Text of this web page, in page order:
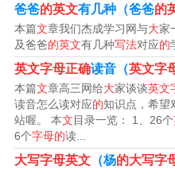
26个英文字母的大写
是
个英文字母大写是：A、B
K、L、M、N、O、P、Q
Y、Z。
爸爸的英文有几种（爸爸的
本篇文章我们杰成学习网与大家
及爸爸的英文有几种写法对应的
英文字母正确读音（英文字
本篇文章高三网给大家谈谈英文
读音怎么读对应的知识点，希望
站喔。 本文目录一览： 1、26个
6个字母的读...
大写字母英文 （杨的大写字